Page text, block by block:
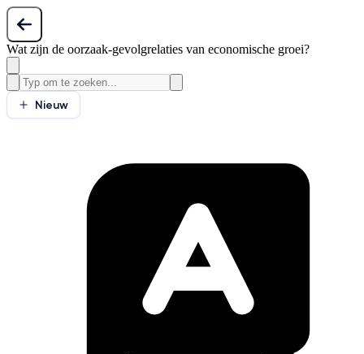
Wat zijn de oorzaak-gevolgrelaties van economische groei?
Nieuw